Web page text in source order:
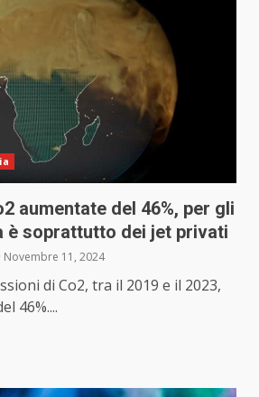
aumentate del 46%, per gli
è soprattutto dei jet privati
Novembre 11, 2024
di Co2, tra il 2019 e il 2023,
46%....